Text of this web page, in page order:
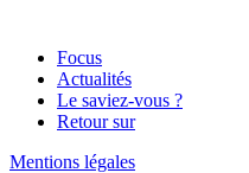
Focus
Actualités
Le saviez-vous ?
Retour sur
Mentions légales